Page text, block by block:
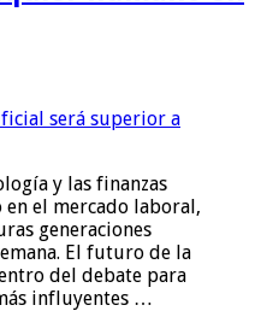
y las finanzas
el mercado laboral,
generaciones
El futuro de la
del debate para
influyentes …